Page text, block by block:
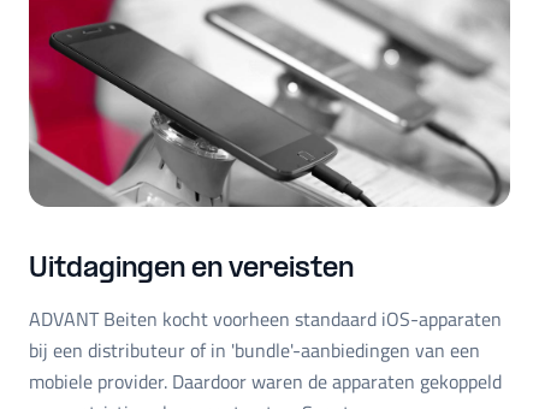
Uitdagingen en vereisten
ADVANT Beiten kocht voorheen standaard iOS-apparaten
bij een distributeur of in 'bundle'-aanbiedingen van een
mobiele provider. Daardoor waren de apparaten gekoppeld